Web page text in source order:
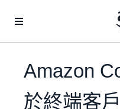
Amazon
於終端客